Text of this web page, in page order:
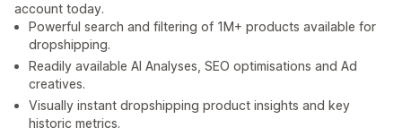
account today.
Powerful search and filtering of 1M+ products available for
dropshipping.
Readily available AI Analyses, SEO optimisations and Ad
creatives.
Visually instant dropshipping product insights and key
historic metrics.